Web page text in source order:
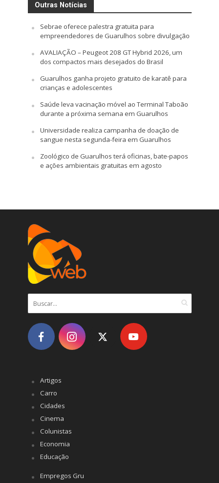
Outras Notícias
Sebrae oferece palestra gratuita para
empreendedores de Guarulhos sobre divulgação
AVALIAÇÃO – Peugeot 208 GT Hybrid 2026, um
dos compactos mais desejados do Brasil
Guarulhos ganha projeto gratuito de karatê para
crianças e adolescentes
Saúde leva vacinação móvel ao Terminal Taboão
durante a próxima semana em Guarulhos
Universidade realiza campanha de doação de
sangue nesta segunda-feira em Guarulhos
Zoológico de Guarulhos terá oficinas, bate-papos
e ações ambientais gratuitas em agosto
Artigos
Carro
Cidades
Cinema
Colunistas
Economia
Educação
Empregos Gru